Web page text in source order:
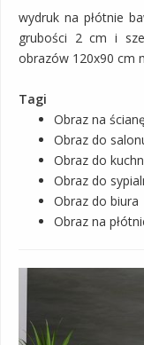
wydruk na płótnie
grubości 2 cm i
obrazów 120x90 cm
Tagi
Obraz na ścianę
Obraz do
Obraz do
Obraz do
Obraz do biura
Obraz na